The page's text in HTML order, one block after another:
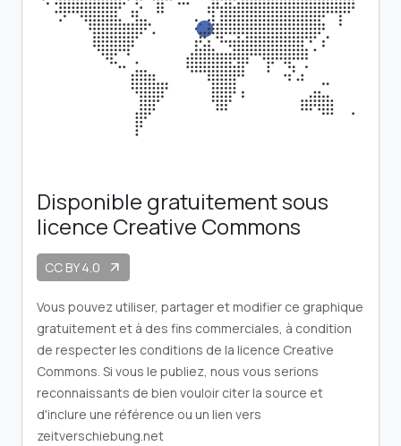
Disponible gratuitement sous
licence Creative Commons
CC BY 4.0 arrow_outward
Vous pouvez utiliser, partager et modifier ce graphique
gratuitement et à des fins commerciales, à condition
de respecter les conditions de la licence Creative
Commons. Si vous le publiez, nous vous serions
reconnaissants de bien vouloir citer la source et
d'inclure une référence ou un lien vers
zeitverschiebung.net